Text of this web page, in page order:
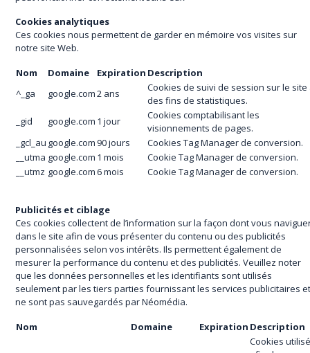
Cookies analytiques
Ces cookies nous permettent de garder en mémoire vos visites sur
notre site Web.
Nom
Domaine Expiration Description
^_ga
google.com2 ans
Cookies de suivi de session sur le site
des fins de statistiques.
_gid
google.com 1 jour
Cookies comptabilisant les
visionnements de pages.
_gcl_au google.com90 jours
Cookies Tag Manager de conversion.
__utma google.com 1 mois
Cookie Tag Manager de conversion.
__utmz google.com 6 mois Cookie Tag Manager de conversion.
Publicités et ciblage
Ces cookies collectent de l’information sur la façon dont vous
dans le site afin de vous présenter du contenu ou des publicités
personnalisées selon vos intérêts. Ils permettent également de
mesurer la performance du contenu et des publicités. Veuillez noter
que les données personnelles et les identifiants sont utilisés
seulement par les tiers parties fournissant les services publicitaires
ne sont pas sauvegardés par Néomédia.
Nom
Domaine Expiration Description
Cookies